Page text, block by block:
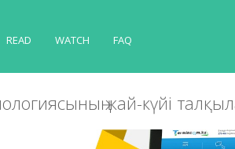
READ WATCH FAQ
жай-күйі